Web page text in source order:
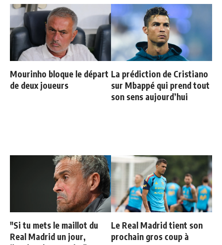
Mourinho bloque le départ
de deux joueurs
La prédiction de Cristiano
sur Mbappé qui prend tout
son sens aujourd’hui
"Si tu mets le maillot du
Real Madrid un jour,
Le Real Madrid tient son
prochain gros coup à